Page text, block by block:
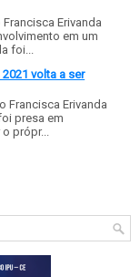
Erivanda
em um
foi...
volta a ser
Francisca Erivanda
presa em
própr...